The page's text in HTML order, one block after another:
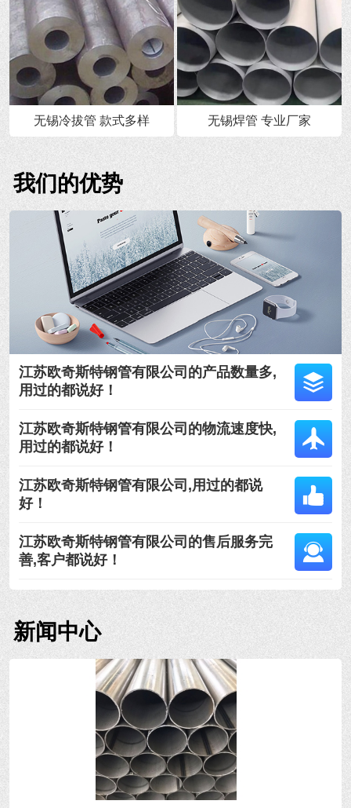
无锡冷拔管 款式多样 无锡焊管 专业厂家
我们的优势
江苏欧奇斯特钢管有限公司的产品数量多,
用过的都说好！
江苏欧奇斯特钢管有限公司的物流速度快,
用过的都说好！
江苏欧奇斯特钢管有限公司,用过的都说
好！
江苏欧奇斯特钢管有限公司的售后服务完
善,客户都说好！
新闻中心